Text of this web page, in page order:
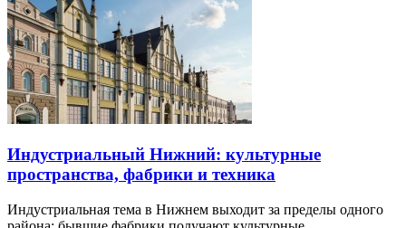
Индустриальный Нижний: культурные
пространства, фабрики и техника
Индустриальная тема в Нижнем выходит за пределы одного